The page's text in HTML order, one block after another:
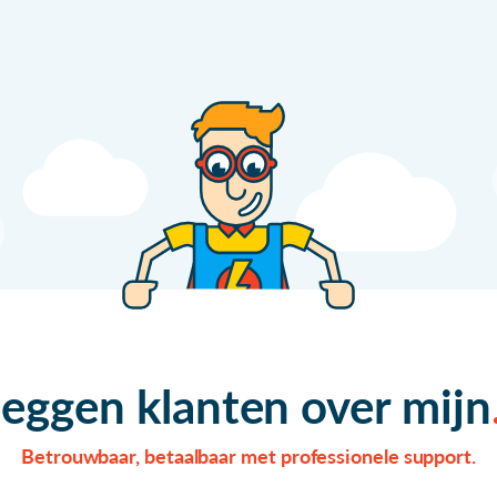
klanten over mijn
Betrouwbaar, betaalbaar met professionele support.